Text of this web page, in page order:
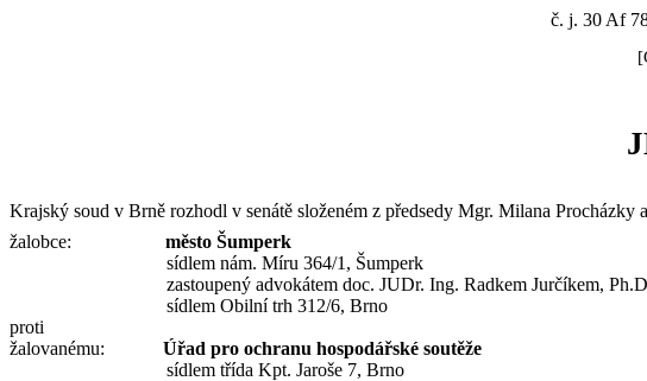
č. j. 30 Af
Krajský soud v Brně rozhodl v senátě složeném z předsedy Mgr. Milana Procházky
žalobce:
město Šumperk
sídlemnám. Míru 364/1, Šumperk
zastoupený advokátem doc. JUDr. Ing. Radkem Jurčíkem,
sídlemObilní trh 312/6, Brno
proti
žalovanému:
Úřad pro ochranu hospodářské soutěže
sídlem třída Kpt. Jaroše 7, Brno